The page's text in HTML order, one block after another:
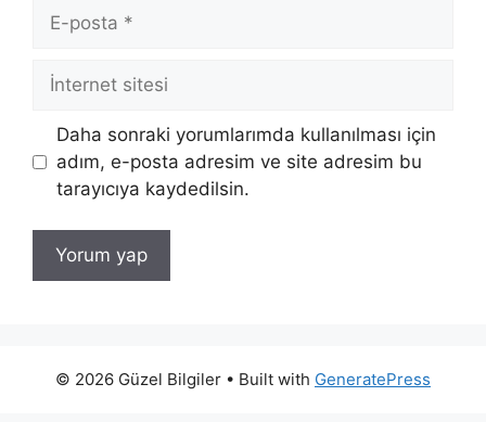
posta
İnternet
sitesi
Daha sonraki yorumlarımda kullanılması için
adım, e-posta adresim ve site adresim bu
tarayıcıya kaydedilsin.
© 2026 Güzel Bilgiler • Built with GeneratePress